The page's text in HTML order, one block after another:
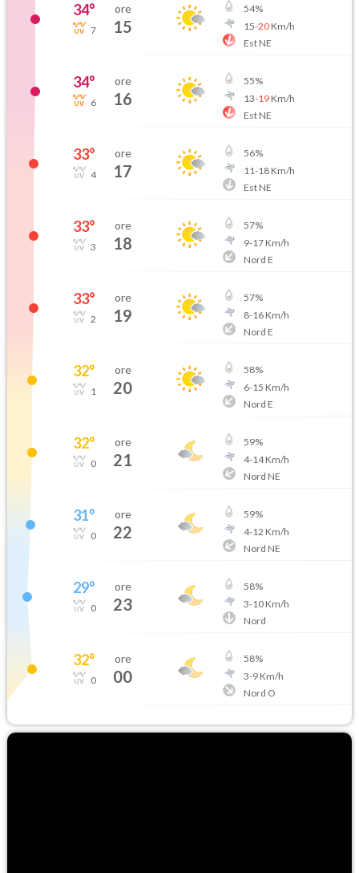
34°
7
ore
15
54%
15-20Km/h
Est NE
34°
6
ore
16
55%
13-19Km/h
Est NE
33°
4
ore
17
56%
11-18Km/h
Est NE
33°
3
ore
18
57%
9-17Km/h
Nord E
33°
2
ore
19
57%
8-16Km/h
Nord E
32°
1
ore
20
58%
6-15 Km/h
Nord E
32°
0
ore
21
59%
4-14Km/h
Nord NE
31°
0
ore
22
59%
4-12 Km/h
Nord NE
29°
0
ore
23
58%
3-10Km/h
Nord
32°
0
ore
00
58%
3-9Km/h
Nord O